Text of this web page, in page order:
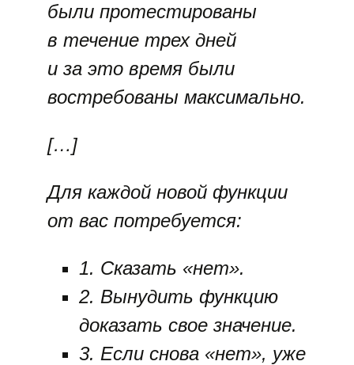
были протестированы
в течение трех дней
и за это время были
востребованы максимально.
[…]
Для каждой новой функции
от вас потребуется:
1. Сказать «нет».
2. Вынудить функцию
доказать свое значение.
3. Если снова «нет», уже